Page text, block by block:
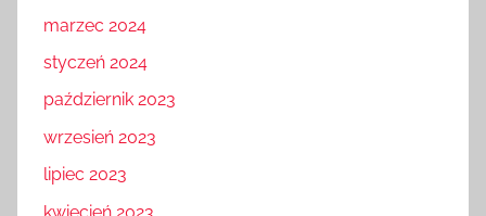
marzec 2024
styczeń 2024
październik 2023
wrzesień 2023
lipiec 2023
kwiecień 2023